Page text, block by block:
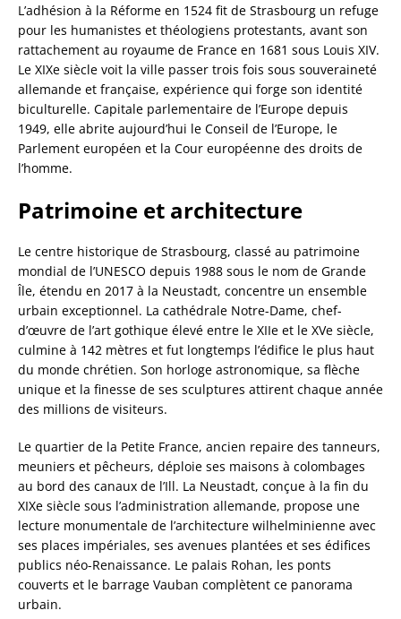
L’adhésion à la Réforme en 1524 fit de Strasbourg un refuge
pour les humanistes et théologiens protestants, avant son
rattachement au royaume de France en 1681 sous Louis XIV.
Le XIXe siècle voit la ville passer trois fois sous souveraineté
allemande et française, expérience qui forge son identité
biculturelle. Capitale parlementaire de l’Europe depuis
1949, elle abrite aujourd’hui le Conseil de l’Europe, le
Parlement européen et la Cour européenne des droits de
l’homme.
Patrimoine et architecture
Le centre historique de Strasbourg, classé au patrimoine
mondial de l’UNESCO depuis 1988 sous le nom de Grande
Île, étendu en 2017 à la Neustadt, concentre un ensemble
urbain exceptionnel. La cathédrale Notre-Dame, chef-
d’œuvre de l’art gothique élevé entre le XIIe et le XVe siècle,
culmine à 142 mètres et fut longtemps l’édifice le plus haut
du monde chrétien. Son horloge astronomique, sa flèche
unique et la finesse de ses sculptures attirent chaque année
des millions de visiteurs.
Le quartier de la Petite France, ancien repaire des tanneurs,
meuniers et pêcheurs, déploie ses maisons à colombages
au bord des canaux de l’Ill. La Neustadt, conçue à la fin du
XIXe siècle sous l’administration allemande, propose une
lecture monumentale de l’architecture wilhelminienne avec
ses places impériales, ses avenues plantées et ses édifices
publics néo-Renaissance. Le palais Rohan, les ponts
couverts et le barrage Vauban complètent ce panorama
urbain.